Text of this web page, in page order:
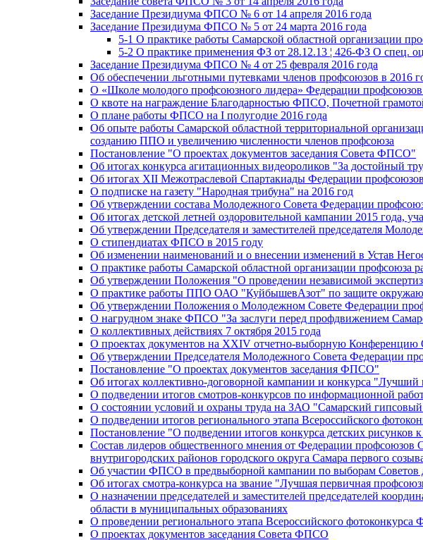
Заседание Президиума ФПСО № 6 от 14 апреля 2016 года
Заседание Президиума ФПСО № 5 от 24 марта 2016 года
5-1 О практике работы Самарской областной организации
5-2 О практике применения ФЗ от 28.12.13 ¦ 426-ФЗ О спец.
Заседание Президиума ФПСО № 4 от 25 февраля 2016 года
Об обеспечении льготными путевками членов профсоюзов в 2016
О «Школе молодого профсоюзного лидера» Федерации профсоюзов
О квоте на награждение Благодарностью ФПСО, Почетной
О плане работы ФПСО на I полугодие 2016 года
Об опыте работы Самарской областной территориальной
созданию ППО и увеличению численности членов профсоюза
Постановление "О проектах документов заседания Совета ФПСО"
Об итогах конкурса агитационных видеороликов "За достойный
Об итогах XII Межотраслевой Спартакиады Федерации
О подписке на газету "Народная трибуна" на 2016 год
Об утверждении состава Молодежного Совета Федерации
Об итогах детской летней оздоровительной кампании 2015 года,
Об утверждении Председателя и заместителей председателя
О стипендиатах ФПСО в 2015 году
Об изменении наименований и о внесении изменений в Устав
О практике работы Самарской областной организации профсоюза
Об утверждении Положения "О проведении независимой
О практике работы ППО ОАО "КуйбышевАзот" по защите
Об утверждении Положения о Молодежном Совете Федерации
О нагрудном знаке ФПСО "За заслуги перед профдвижением
О коллективных действиях 7 октября 2015 года
О проектах документов на XXIV отчетно-выборную
Об утверждении Председателя Молодежного Совета Федерации
Постановление "О проектах документов заседания ФПСО"
Об итогах коллективно-договорной кампании и конкурса "Лучший
О подведении итогов смотров-конкурсов по информационной
О состоянии условий и охраны труда на ЗАО "Самарский
О подведении итогов регионального этапа Всероссийского
Постановление "О подведении итогов конкурса детских
Состав лидеров общественного мнения от Федерации
внутригородских районов городского округа Самара первого
Об участии ФПСО в предвыборной кампании по выборам Советов
Об итогах смотра-конкурса на звание "Лучшая первичная
О назначении председателей и заместителей председателей
области в муниципальных образованиях
О проведении регионального этапа Всероссийского
О проектах документов заседания Совета ФПСО